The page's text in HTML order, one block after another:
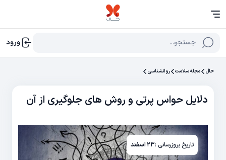
جستجو... ورود
حال مجله سلامت روانشناسی
دلایل حواس پرتی و روش های جلوگیری از آن
تاریخ بروزرسانی :۲۳ اسفند